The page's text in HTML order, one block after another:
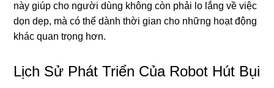
này giúp cho người dùng không còn phải lo lắng về việc
dọn dẹp, mà có thể dành thời gian cho những hoạt động
khác quan trọng hơn.
Lịch Sử Phát Triển Của Robot Hút Bụi